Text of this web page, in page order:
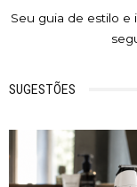
Seu guia de estilo e
SUGESTÕES